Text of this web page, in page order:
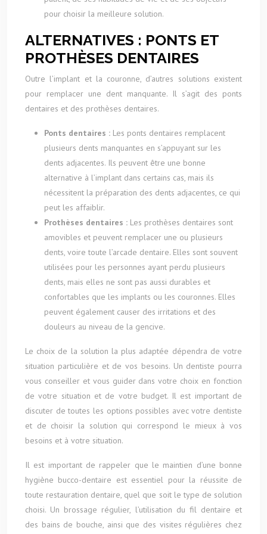
pour choisir la meilleure solution.
ALTERNATIVES : PONTS ET
PROTHÈSES DENTAIRES
Outre l’implant et la couronne, d’autres solutions existent
pour remplacer une dent manquante. Il s’agit des ponts
dentaires et des prothèses dentaires.
Ponts dentaires : Les ponts dentaires remplacent
plusieurs dents manquantes en s’appuyant sur les
dents adjacentes. Ils peuvent être une bonne
alternative à l’implant dans certains cas, mais ils
nécessitent la préparation des dents adjacentes, ce qui
peut les affaiblir.
Prothèses dentaires : Les prothèses dentaires sont
amovibles et peuvent remplacer une ou plusieurs
dents, voire toute l’arcade dentaire. Elles sont souvent
utilisées pour les personnes ayant perdu plusieurs
dents, mais elles ne sont pas aussi durables et
confortables que les implants ou les couronnes. Elles
peuvent également causer des irritations et des
douleurs au niveau de la gencive.
Le choix de la solution la plus adaptée dépendra de votre
situation particulière et de vos besoins. Un dentiste pourra
vous conseiller et vous guider dans votre choix en fonction
de votre situation et de votre budget. Il est important de
discuter de toutes les options possibles avec votre dentiste
et de choisir la solution qui correspond le mieux à vos
besoins et à votre situation.
Il est important de rappeler que le maintien d’une bonne
hygiène bucco-dentaire est essentiel pour la réussite de
toute restauration dentaire, quel que soit le type de solution
choisi. Un brossage régulier, l’utilisation du fil dentaire et
des bains de bouche, ainsi que des visites régulières chez